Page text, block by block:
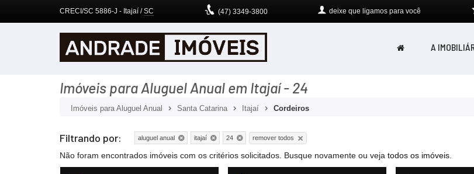
CRECI/SC 5886-J - Itajaí /SC (47) 3349-3800 deixe que ligamos para você
A
Imóveis para Aluguel Anual em Itajaí - 24
Imóveis para Aluguel Anual Santa Catarina Itajaí Cordeiros
Filtrando por: aluguel anual itajaí 24 remover todos
Não foram encontrados imóveis com os critérios solicitados. Busque novamente ou veja todos os imóveis